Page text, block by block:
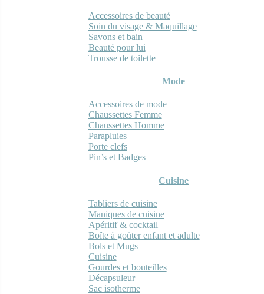
Accessoires de beauté
Soin du visage & Maquillage
Savons et bain
Beauté pour lui
Trousse de toilette
Mode
Accessoires de mode
Chaussettes Femme
Chaussettes Homme
Parapluies
Porte clefs
Pin’s et Badges
Cuisine
Tabliers de cuisine
Maniques de cuisine
Apéritif & cocktail
Boîte à goûter enfant et adulte
Bols et Mugs
Cuisine
Gourdes et bouteilles
Décapsuleur
Sac isotherme